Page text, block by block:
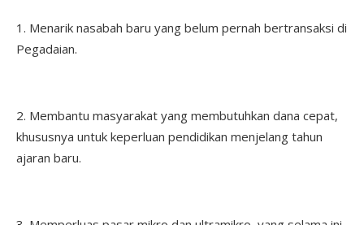
1. Menarik nasabah baru yang belum pernah bertransaksi di
Pegadaian.
2. Membantu masyarakat yang membutuhkan dana cepat,
khususnya untuk keperluan pendidikan menjelang tahun
ajaran baru.